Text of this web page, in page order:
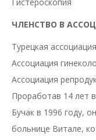
ЧЛЕНСТВО В
Турецкая
Ассоциация
Ассоциация
Проработав 14 лет
Бучак в 1996 году,
больнице Витале,